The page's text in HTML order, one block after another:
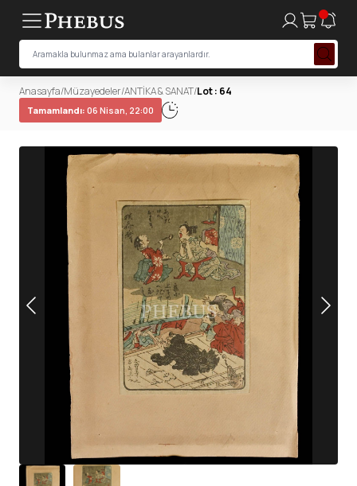
Anasayfa/Müzayedeler/ANTİKA & SANAT/Lot : 64
Tamamlandı: 06 Nisan, 22:00